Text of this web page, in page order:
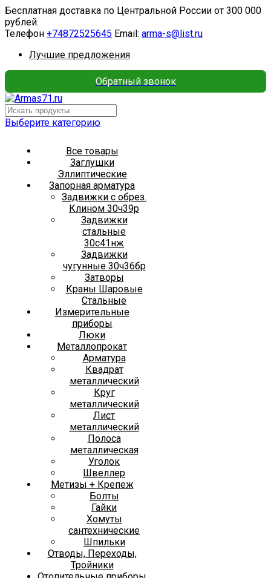
Бесплатная доставка по Центральной России от 300 000
рублей.
Телефон +74872525645 Email: arma-s@list.ru
Лучшие предложения
Обратный звонок
Выберите категорию
Все товары
Заглушки
Эллиптические
Запорная арматура
Задвижки с обрез.
Клином 30ч39р
Задвижки
стальные
30с41нж
Задвижки
чугунные 30ч36бр
Затворы
Краны Шаровые
Стальные
Измерительные
приборы
Люки
Металлопрокат
Арматура
Квадрат
металлический
Круг
металлический
Лист
металлический
Полоса
металлическая
Уголок
Швеллер
Метизы + Крепеж
Болты
Гайки
Хомуты
сантехнические
Шпильки
Отводы, Переходы,
Тройники